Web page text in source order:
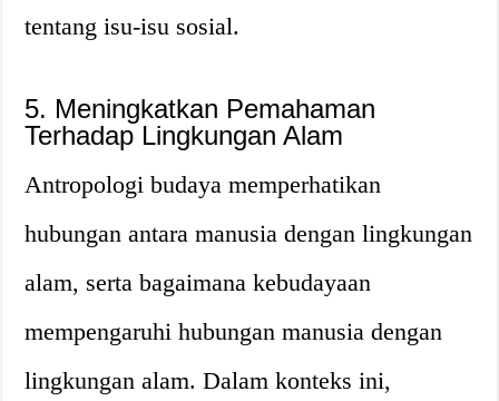
tentang isu-isu sosial.
5. Meningkatkan Pemahaman
Terhadap Lingkungan Alam
Antropologi budaya memperhatikan
hubungan antara manusia dengan lingkungan
alam, serta bagaimana kebudayaan
mempengaruhi hubungan manusia dengan
lingkungan alam. Dalam konteks ini,